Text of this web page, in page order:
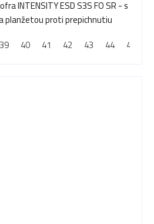
INTENSITY ESD S3S FO SR - s
planžetou proti prepichnutiu
39 40 41 42 43 44 45